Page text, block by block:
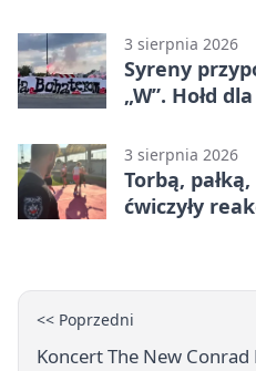
3 sierpnia 2026
Syreny
„W”. Hołd
3 sierpnia 2026
Torbą,
ćwiczyły
<< Poprzedni
Koncert The New